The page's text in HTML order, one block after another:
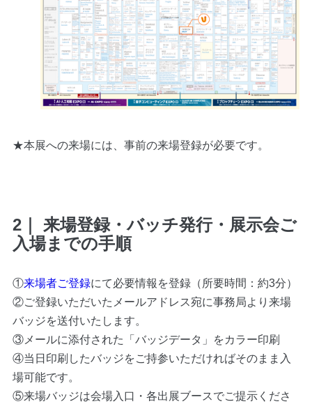
★本展への来場には、事前の来場登録が必要です。
2｜ 来場登録・バッチ発行・展示会ご
入場までの手順
①来場者ご登録にて必要情報を登録（所要時間：約3分）
②ご登録いただいたメールアドレス宛に事務局より来場
バッジを送付いたします。
③メールに添付された「バッジデータ」をカラー印刷
④当日印刷したバッジをご持参いただければそのまま入
場可能です。
⑤来場バッジは会場入口・各出展ブースでご提示くださ